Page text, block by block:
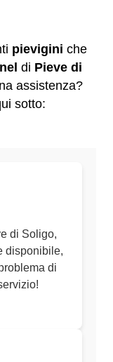
pievigini che
di Pieve di
assistenza?
sotto:
di Soligo,
disponibile,
di